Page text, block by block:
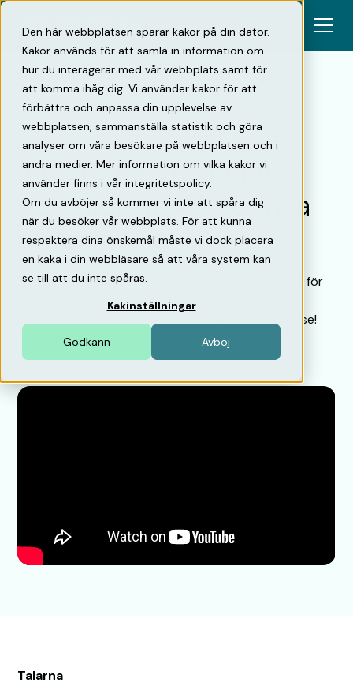
Den här webbplatsen sparar kakor på din dator.
Kakor används för att samla in information om
hur du interagerar med vår webbplats samt för
att komma ihåg dig. Vi använder kakor för att
förbättra och anpassa din upplevelse av
webbplatsen, sammanställa statistik och göra
analyser om våra besökare på webbplatsen och i
andra medier. Mer information om vilka kakor vi
använder finns i vår integritetspolicy.
Om du avböjer så kommer vi inte att spåra dig
när du besöker vår webbplats. För att kunna
respektera dina önskemål måste vi dock placera
en kaka i din webbläsare så att våra system kan
se till att du inte spåras.
Kakinställningar
Godkänn Avböj
Tillbaka
Integration mellan Avy
och Mobility46 ger nya
affärs­möjligheter
Så skapar bostadsbolag framgångsrika strategier för
att öka lönsamheten och ge hyresgästerna en
smidigare digital boende- och parkeringsupplevelse!
Talarna